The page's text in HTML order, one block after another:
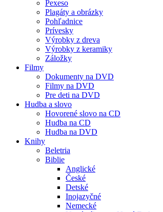
Pexeso
Plagáty a obrázky
Pohľadnice
Prívesky
Výrobky z dreva
Výrobky z keramiky
Záložky
Filmy
Dokumenty na DVD
Filmy na DVD
Pre deti na DVD
Hudba a slovo
Hovorené slovo na CD
Hudba na CD
Hudba na DVD
Knihy
Beletria
Biblie
Anglické
České
Detské
Inojazyčné
Nemecké